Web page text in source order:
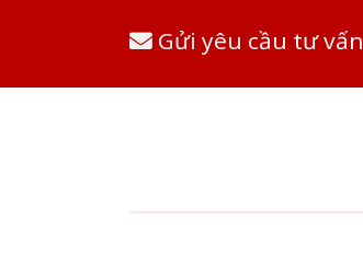
Gửi yêu cầu tư vấn